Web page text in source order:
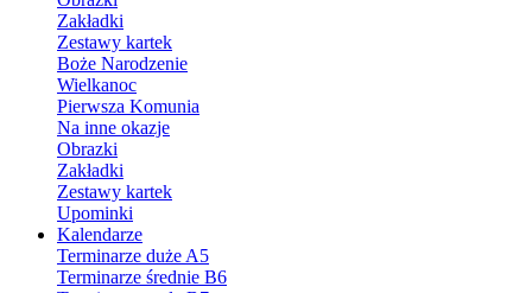
Zakładki
Zestawy kartek
Boże Narodzenie
Wielkanoc
Pierwsza Komunia
Na inne okazje
Obrazki
Zakładki
Zestawy kartek
Upominki
Kalendarze
Terminarze duże A5
Terminarze średnie B6